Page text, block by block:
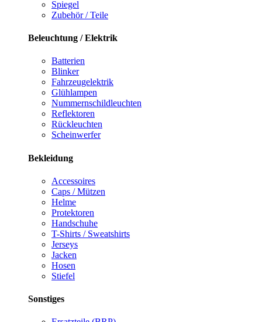
Spiegel
Zubehör / Teile
Beleuchtung / Elektrik
Batterien
Blinker
Fahrzeugelektrik
Glühlampen
Nummernschildleuchten
Reflektoren
Rückleuchten
Scheinwerfer
Bekleidung
Accessoires
Caps / Mützen
Helme
Protektoren
Handschuhe
T-Shirts / Sweatshirts
Jerseys
Jacken
Hosen
Stiefel
Sonstiges